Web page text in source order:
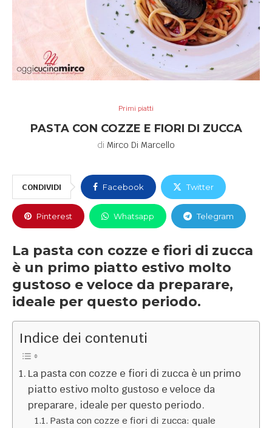
Primi piatti
PASTA CON COZZE E FIORI DI ZUCCA
di Mirco Di Marcello
CONDIVIDI Facebook Twitter
Pinterest Whatsapp Telegram
La pasta con cozze e fiori di zucca
è un primo piatto estivo molto
gustoso e veloce da preparare,
ideale per questo periodo.
Indice dei contenuti
La pasta con cozze e fiori di zucca è un primo
piatto estivo molto gustoso e veloce da
preparare, ideale per questo periodo.
Pasta con cozze e fiori di zucca: quale